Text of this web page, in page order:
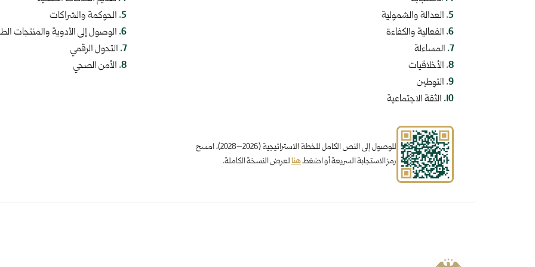
5
.العدالة والشمولية
6
.الفعالية والكفاءة
7
.المساءلة
8
.الأخلاقيات
9
.التوطين
10
.الثقة الاجتماعية
5
.الحوكمة والشراكات
6
.الوصول إلى الأدوية والمنتجات
7
.التحول الرقمي
8
.الأمن الصحي
للوصول إلى النص الكامل للخطة الاستراتيجية (2026–2028)، امسح
رمز الاستجابة السريعة أو اضغطهنالعرض النسخة الكاملة.